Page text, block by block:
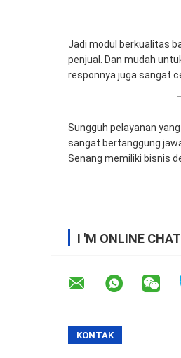
Jadi modul berkualitas
penjual. Dan mudah
responnya juga sangat
Sungguh pelayanan
sangat bertanggung
Senang memiliki bisnis
I 'M ONLINE